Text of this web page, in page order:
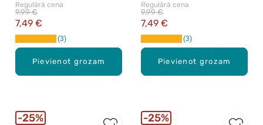
Pievienot grozam
Regulārā cena
7,49 €
9,99 €
3
Pievienot grozam
Regulārā cena
7,49 €
9,99 €
3
25% 25%